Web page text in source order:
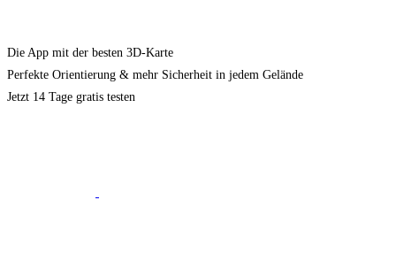
Die App mit der besten 3D-Karte
Perfekte Orientierung & mehr Sicherheit in jedem Gelände
Jetzt 14 Tage gratis testen